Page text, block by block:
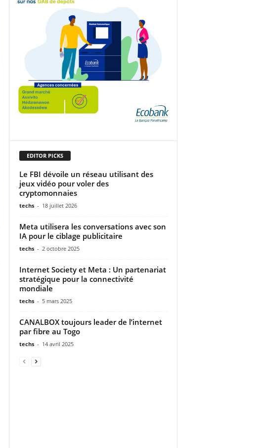
EDITOR PICKS
Le FBI dévoile un réseau utilisant des
jeux vidéo pour voler des
cryptomonnaies
techs - 18 juillet 2026
Meta utilisera les conversations avec son
IA pour le ciblage publicitaire
techs - 2 octobre 2025
Internet Society et Meta : Un partenariat
stratégique pour la connectivité
mondiale
techs - 5 mars 2025
CANALBOX toujours leader de l’internet
par fibre au Togo
techs - 14 avril 2025